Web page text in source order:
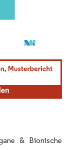
Namensnennung gemäß
& Bionische